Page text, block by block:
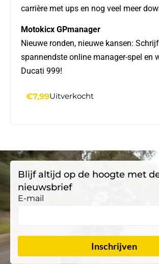
carrière met ups en nog veel meer
Motokicx GPmanager
Nieuwe ronden, nieuwe kansen:
spannendste online manager-spel en
Ducati 999!
€7,99Uitverkocht
Blijf altijd op de hoogte met
nieuwsbrief
E-mail
Inschrijven